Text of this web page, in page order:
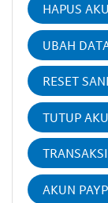
HAPUS
UBAH
RESET
TUTUP
AKUN